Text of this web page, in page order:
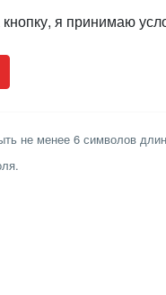
я принимаю
не менее 6 символов